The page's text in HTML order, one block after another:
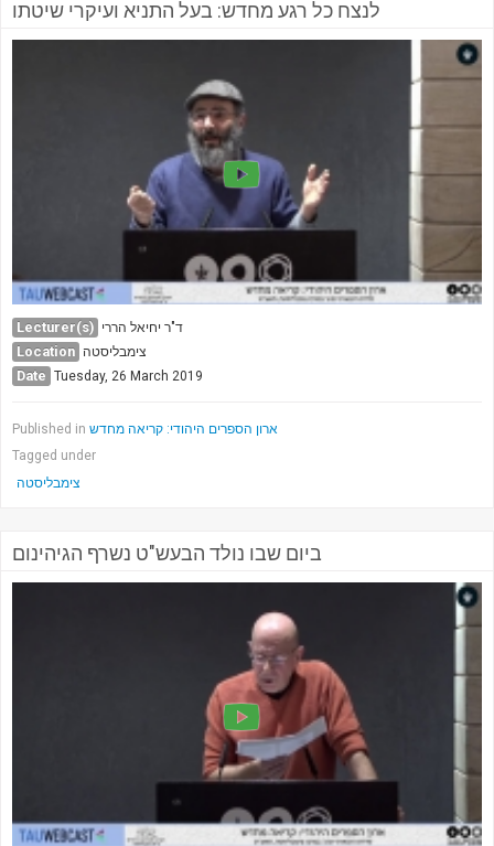
לנצח כל רגע מחדש: בעל התניא ועיקרי שיטתו
Lecturer(s) ד"ר יחיאל הררי
Location צימבליסטה
Date Tuesday, 26 March 2019
Published in ארון הספרים היהודי: קריאה מחדש
Tagged under
צימבליסטה
ביום שבו נולד הבעש"ט נשרף הגיהינום